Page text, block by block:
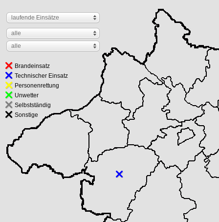
laufende Einsätze
Technischer Einsatz
Brandeinsatz
Personenrettung
Sonstige
Selbstständig
Unwetter
alle
alle